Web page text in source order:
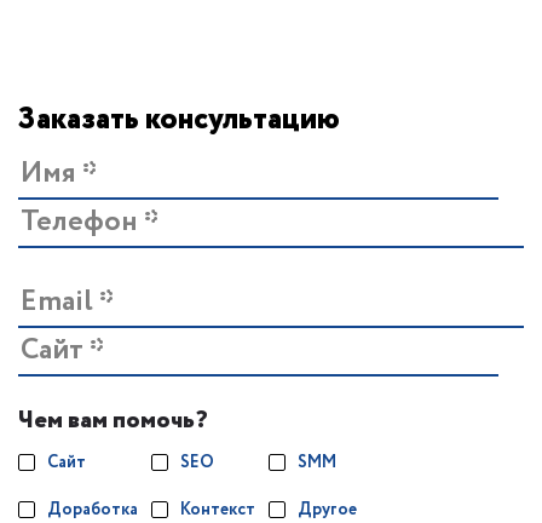
Заказать консультацию
Чем вам помочь?
Сайт
Доработка
SEO
Контекст
SMM
Другое